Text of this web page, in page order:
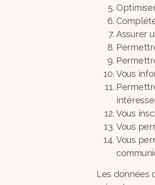
Assurer
Vous
Vous
Vous
Vous
Les données